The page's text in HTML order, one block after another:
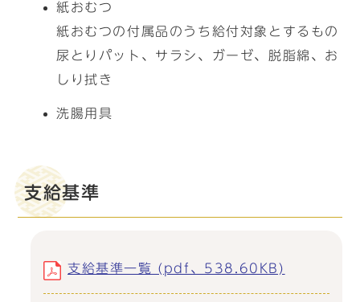
紙おむつ
紙おむつの付属品のうち給付対象とするもの
尿とりパット、サラシ、ガーゼ、脱脂綿、お
しり拭き
洗腸用具
支給基準
支給基準一覧 (pdf、538.60KB)